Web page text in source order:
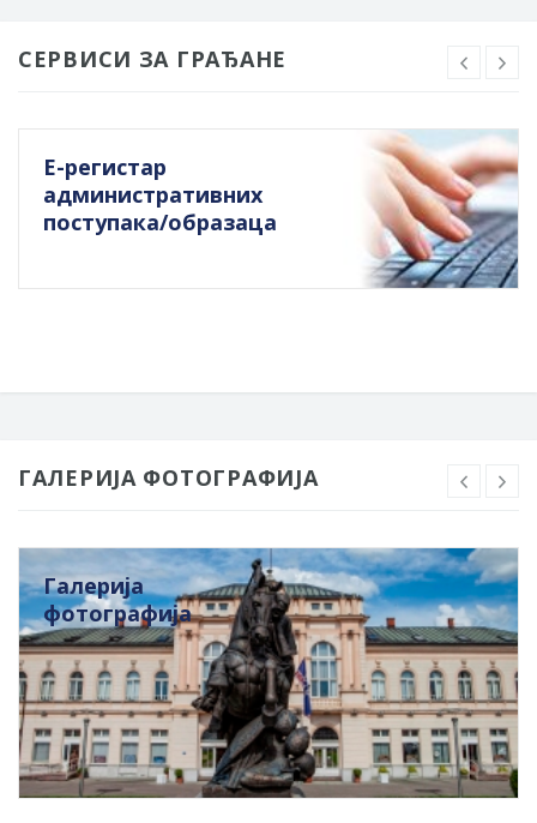
СЕРВИСИ ЗА ГРАЂАНЕ
Е-регистар
административних
поступака/образаца
ГАЛЕРИЈА ФОТОГРАФИЈА
Галерија
фотографија